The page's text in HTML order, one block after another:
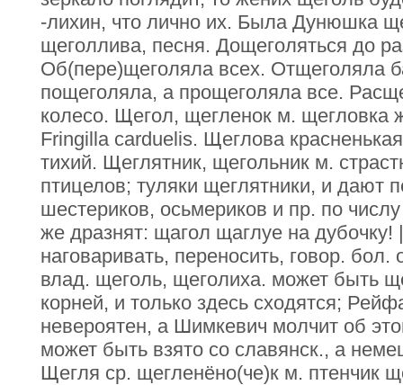
-лихин, что лично их. Была Дунюшка
щеголлива, песня. Дощеголяться до
Об(пере)щеголяла всех. Отщеголяла
пощеголяла, а прощеголяла все.
колесо. Щегол, щегленок м. щегловка
Fringilla carduelis. Щеглова
тихий. Щеглятник, щегольник м.
птицелов; туляки щеглятники, и дают
шестериков, осьмериков и пр. по
же дразнят: щагол щаглуе на дубочку!
наговаривать, переносить, говор.
влад. щеголь, щеголиха. может быть
корней, и только здесь сходятся;
невероятен, а Шимкевич молчит об
может быть взято со славянск., а
Щегля ср. щегленёно(че)к м. птенчик